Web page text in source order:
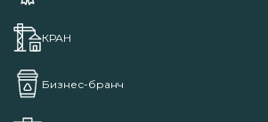
КРАН
Бизнес-бранч